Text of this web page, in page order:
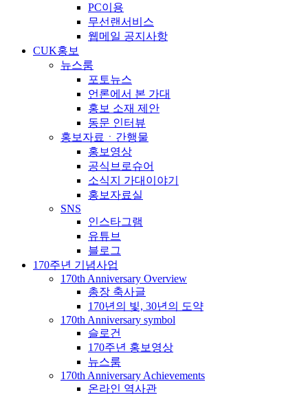
PC이용
무선랜서비스
웹메일 공지사항
CUK홍보
뉴스룸
포토뉴스
언론에서 본 가대
홍보 소재 제안
동문 인터뷰
홍보자료ㆍ간행물
홍보영상
공식브로슈어
소식지 가대이야기
홍보자료실
SNS
인스타그램
유튜브
블로그
170주년 기념사업
170th Anniversary Overview
총장 축사글
170년의 빛, 30년의 도약
170th Anniversary symbol
슬로건
170주년 홍보영상
뉴스룸
170th Anniversary Achievements
온라인 역사관